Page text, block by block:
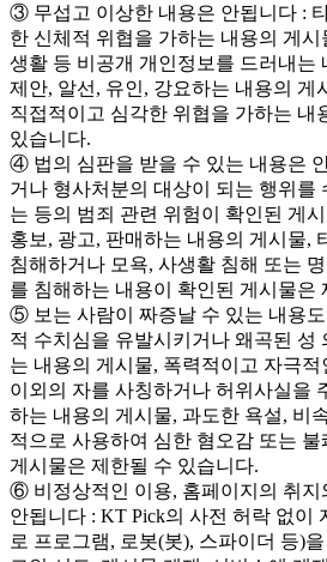
③ 무섭고 이상한 내용은 안됩니다 :
한 신체적 위협을 가하는 내용의 게
생활 등 비공개 개인정보를 드러내는
제안, 알선, 유인, 강요하는 내용의 게
직접적이고 심각한 위협을 가하는 내
있습니다.
④ 법의 심판을 받을 수 있는 내용은
거나 형사처분의 대상이 되는 행위를
는 등의 범죄 관련 위험이 확인된 게
홍보, 광고, 판매하는 내용의 게시물,
침해하거나 모욕, 사생활 침해 또는
를 침해하는 내용이 확인된 게시물은
⑤ 보는 사람이 짜증날 수 있는 내용
적 수치심을 유발시키거나 왜곡된 성
는 내용의 게시물, 폭력적이고 자극
이외의 자를 사칭하거나 허위사실을
하는 내용의 게시물, 과도한 욕설, 비
적으로 사용하여 심한 혐오감 또는 불
게시물은 제한될 수 있습니다.
⑥ 비정상적인 이용, 홈페이지의 취지
안됩니다 : KT Pick의 사전 허락 없이
로 프로그램, 로봇(봇), 스파이더 등)